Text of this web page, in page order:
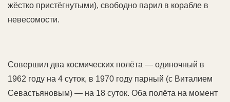
жёстко пристёгнутыми), свободно парил в корабле в
невесомости.
Совершил два космических полёта — одиночный в
1962 году на 4 суток, в 1970 году парный (с Виталием
Севастьяновым) — на 18 суток. Оба полёта на момент